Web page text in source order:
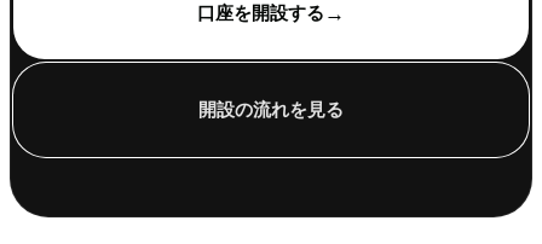
口座を開設する →
開設の流れを見る